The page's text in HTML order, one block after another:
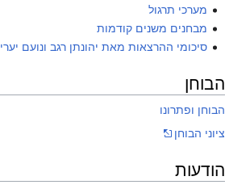
מערכי תרגול
מבחנים משנים קודמות
סיכומי ההרצאות מאת יהונתן רגב ונועם יערי
הבוחן
הבוחן ופתרונו
ציוני הבוחן
הודעות